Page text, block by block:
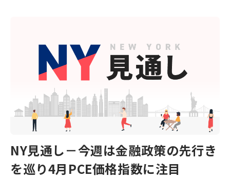
NY見通し－今週は金融政策の先行き
を巡り4月PCE価格指数に注目